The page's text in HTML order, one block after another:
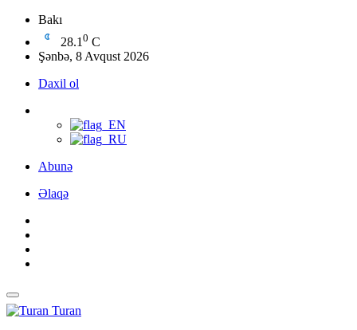
Bakı
28.1 0 C
Şənbə, 8 Avqust 2026
Daxil ol
Abunə
Əlaqə
Turan